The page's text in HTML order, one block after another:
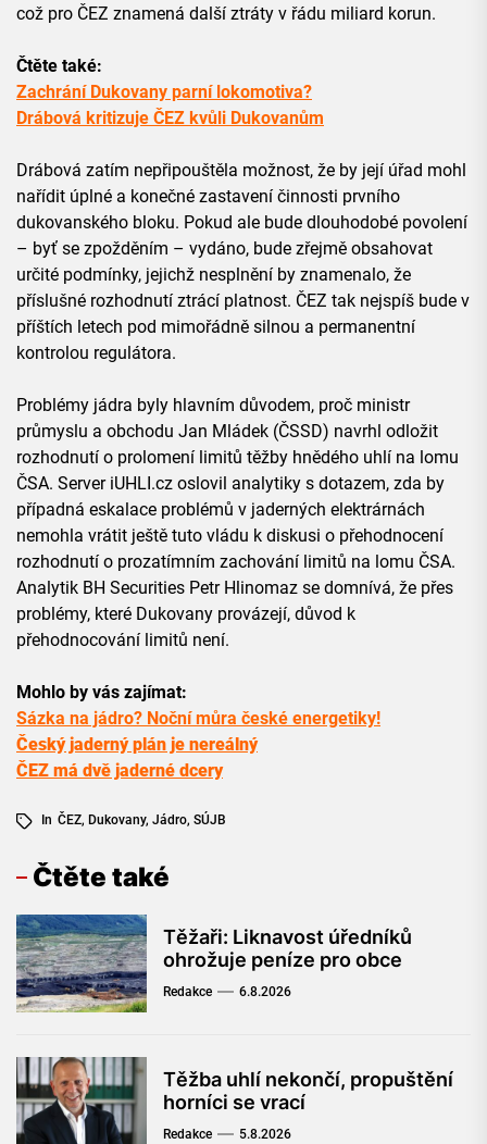
což pro ČEZ znamená další ztráty v řádu miliard korun.
Čtěte také:
Zachrání Dukovany parní lokomotiva?
Drábová kritizuje ČEZ kvůli Dukovanům
Drábová zatím nepřipouštěla možnost, že by její úřad mohl
nařídit úplné a konečné zastavení činnosti prvního
dukovanského bloku. Pokud ale bude dlouhodobé povolení
– byť se zpožděním – vydáno, bude zřejmě obsahovat
určité podmínky, jejichž nesplnění by znamenalo, že
příslušné rozhodnutí ztrácí platnost. ČEZ tak nejspíš bude v
příštích letech pod mimořádně silnou a permanentní
kontrolou regulátora.
Problémy jádra byly hlavním důvodem, proč ministr
průmyslu a obchodu Jan Mládek (ČSSD) navrhl odložit
rozhodnutí o prolomení limitů těžby hnědého uhlí na lomu
ČSA. Server iUHLI.cz oslovil analytiky s dotazem, zda by
případná eskalace problémů v jaderných elektrárnách
nemohla vrátit ještě tuto vládu k diskusi o přehodnocení
rozhodnutí o prozatímním zachování limitů na lomu ČSA.
Analytik BH Securities Petr Hlinomaz se domnívá, že přes
problémy, které Dukovany provázejí, důvod k
přehodnocování limitů není.
Mohlo by vás zajímat:
Sázka na jádro? Noční můra české energetiky!
Český jaderný plán je nereálný
ČEZ má dvě jaderné dcery
In ČEZ, Dukovany, Jádro, SÚJB
Čtěte také
Těžaři: Liknavost úředníků
ohrožuje peníze pro obce
Redakce 6.8.2026
Těžba uhlí nekončí, propuštění
horníci se vrací
Redakce 5.8.2026